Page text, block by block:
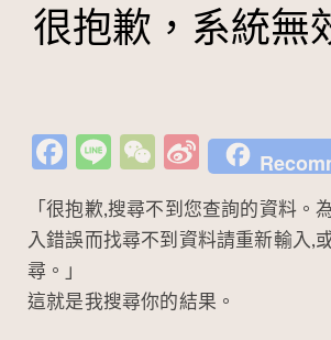
很抱歉，系統無
Fa
c
e
b
o
Li
n
e
W
C
h
at
Si
n
a
W
ei
「很抱歉,搜尋不到您查詢的資料。
入錯誤而找尋不到資料請重新輸入,
尋。」
這就是我搜尋你的結果。